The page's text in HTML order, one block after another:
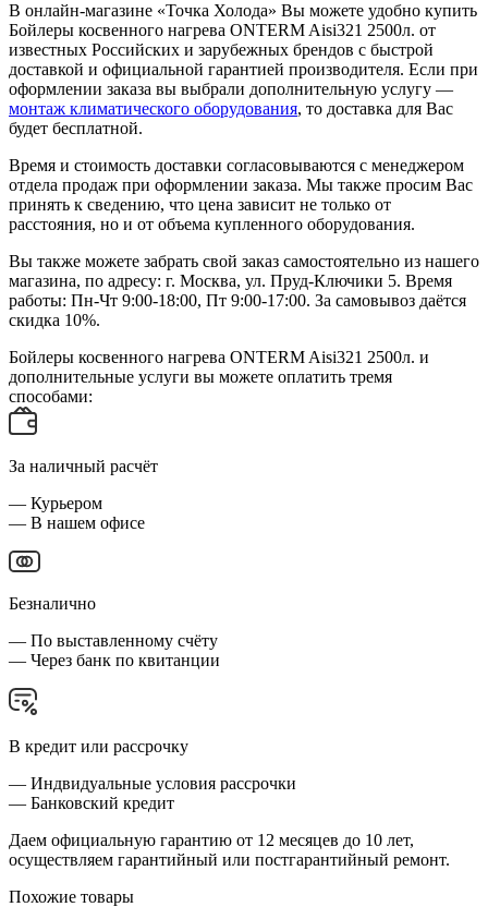
В онлайн-магазине «Точка Холода» Вы можете удобно купить
Бойлеры косвенного нагрева ONTERM Aisi321 2500л. от
известных Российских и зарубежных брендов с быстрой
доставкой и официальной гарантией производителя. Если при
оформлении заказа вы выбрали дополнительную услугу —
монтаж климатического оборудования, то доставка для Вас
будет бесплатной.
Время и стоимость доставки согласовываются с менеджером
отдела продаж при оформлении заказа. Мы также просим Вас
принять к сведению, что цена зависит не только от
расстояния, но и от объема купленного оборудования.
Вы также можете забрать свой заказ самостоятельно из нашего
магазина, по адресу: г. Москва, ул. Пруд-Ключики 5. Время
работы: Пн-Чт 9:00-18:00, Пт 9:00-17:00. За самовывоз даётся
скидка 10%.
Бойлеры косвенного нагрева ONTERM Aisi321 2500л. и
дополнительные услуги вы можете оплатить тремя
способами:
За наличный расчёт
— Курьером
— В нашем офисе
Безналично
— По выставленному счёту
— Через банк по квитанции
В кредит или рассрочку
— Индвидуальные условия рассрочки
— Банковский кредит
Даем официальную гарантию от 12 месяцев до 10 лет,
осуществляем гарантийный или постгарантийный ремонт.
Похожие товары